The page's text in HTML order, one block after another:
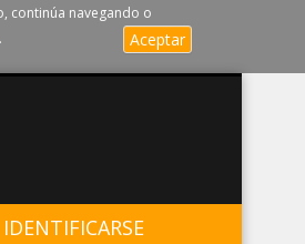
continúa navegando o
. Aceptar
IDENTIFICARSE